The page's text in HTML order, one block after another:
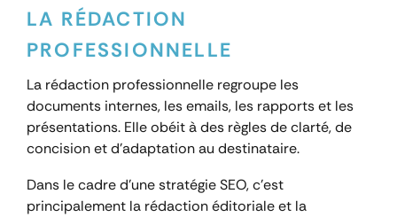
LA RÉDACTION
PROFESSIONNELLE
La rédaction professionnelle regroupe les
documents internes, les emails, les rapports et les
présentations. Elle obéit à des règles de clarté, de
concision et d’adaptation au destinataire.
Dans le cadre d’une stratégie SEO, c’est
principalement la rédaction éditoriale et la